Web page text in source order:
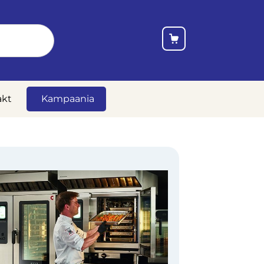
Kampaania